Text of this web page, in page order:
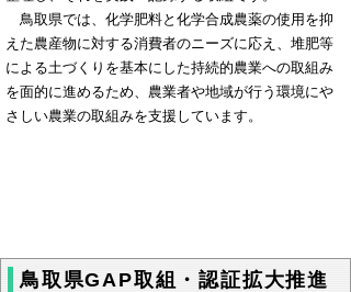
鳥取県では、化学肥料と化学合成農薬の使用を抑
えた農産物に対する消費者のニーズに応え、堆肥等
による土づくりを基本にした持続的農業への取組み
を面的に進めるため、農業者や地域が行う環境にや
さしい農業の取組みを支援しています。
鳥取県GAP取組・認証拡大推進